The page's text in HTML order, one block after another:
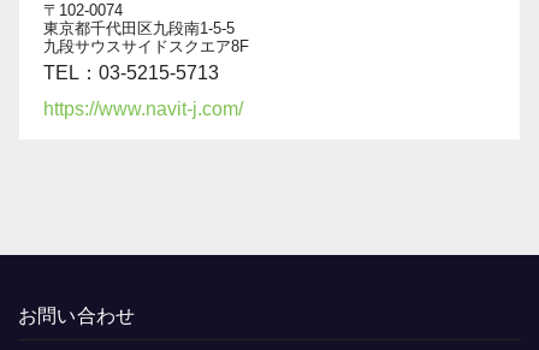
〒102-0074
東京都千代田区九段南1-5-5
九段サウスサイドスクエア8F
TEL：03-5215-5713
https://www.navit-j.com/
お問い合わせ